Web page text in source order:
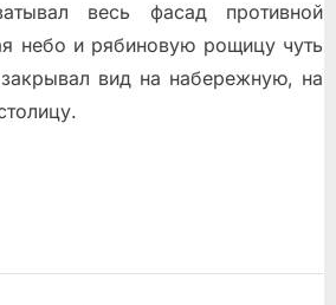
весь фасад противной
небо и рябиновую рощицу чуть
вид на набережную, на